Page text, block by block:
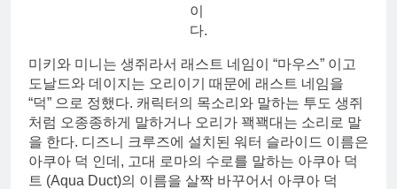
이
다.
미키와 미니는 생쥐라서 래스트 네임이 “마우스” 이고
도날드와 데이지는 오리이기 때문에 래스트 네임을
“덕” 으로 정했다. 캐릭터의 목소리와 말하는 투도 생쥐
처럼 오종종하게 말하거나 오리가 꽥꽥대는 소리로 말
을 한다. 디즈니 크루즈에 설치된 워터 슬라이드 이름은
아쿠아 덕 인데, 고대 로마의 수로를 말하는 아쿠아 덕
트 (Aqua Duct)의 이름을 살짝 바꾸어서 아쿠아 덕